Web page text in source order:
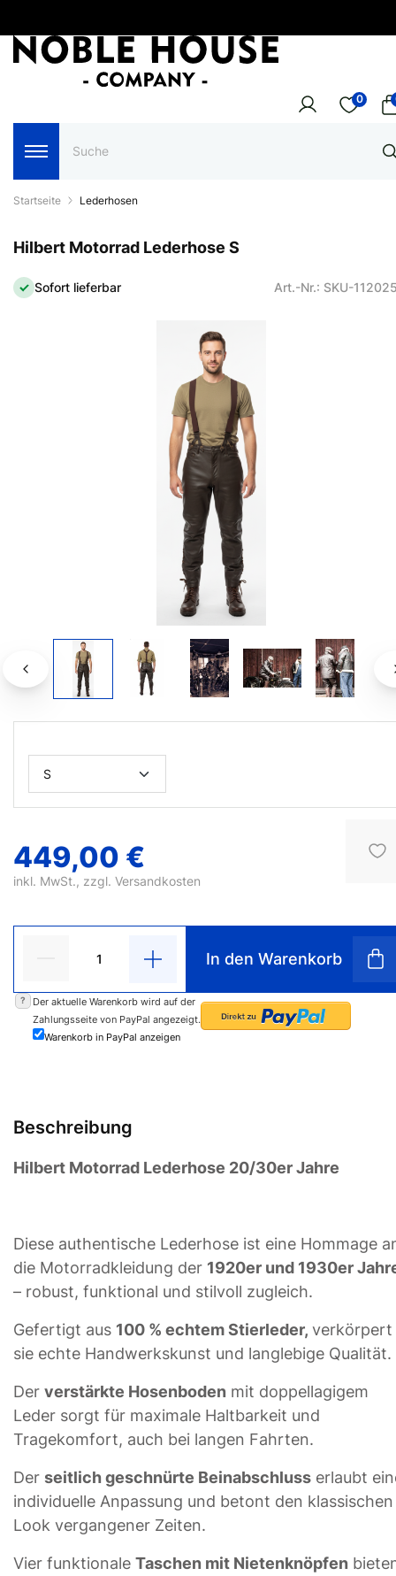
0
Startseite Lederhosen
Hilbert Motorrad Lederhose S
Sofort lieferbar Art.-Nr.: SKU-
449,00 €
inkl. MwSt., zzgl. Versandkosten
In den Warenkorb
?
Der aktuelle Warenkorb wird auf der
Zahlungsseite von PayPal angezeigt.
Warenkorb in PayPal anzeigen
Beschreibung
Hilbert Motorrad Lederhose 20/30er Jahre
Diese authentische Lederhose ist eine Hommage
die Motorradkleidung der 1920er und 1930er
– robust, funktional und stilvoll zugleich.
Gefertigt aus 100 % echtem Stierleder, verkörpert
sie echte Handwerkskunst und langlebige Qualität.
Der verstärkte Hosenboden mit doppellagigem
Leder sorgt für maximale Haltbarkeit und
Tragekomfort, auch bei langen Fahrten.
Der seitlich geschnürte Beinabschluss erlaubt
individuelle Anpassung und betont den klassischen
Look vergangener Zeiten.
Vier funktionale Taschen mit Nietenknöpfen